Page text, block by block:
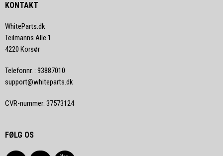
KONTAKT
WhiteParts.dk
Teilmanns Alle 1
4220 Korsør
Telefonnr. : 93887010
support@whiteparts.dk
CVR-nummer: 37573124
FØLG OS